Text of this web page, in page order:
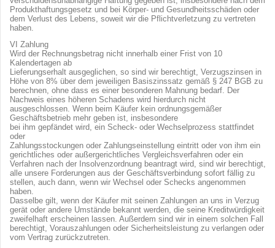
Produkthaftungsgesetz und bei Körper- und Gesundheitsschäden oder
dem Verlust des Lebens, soweit wir die Pflichtverletzung zu vertreten
haben.
VI Zahlung
Wird der Rechnungsbetrag nicht innerhalb einer Frist von 10
Kalendertagen ab
Lieferungserhalt ausgeglichen, so sind wir berechtigt, Verzugszinsen in
Höhe von 8% über dem jeweiligen Basiszinssatz gemäß § 247 BGB zu
berechnen, ohne dass es einer besonderen Mahnung bedarf. Der
Nachweis eines höheren Schadens wird hierdurch nicht
ausgeschlossen. Wenn beim Käufer kein ordnungsgemäßer
Geschäftsbetrieb mehr geben ist, insbesondere
bei ihm gepfändet wird, ein Scheck- oder Wechselprozess stattfindet
oder
Zahlungsstockungen oder Zahlungseinstellung eintritt oder von ihm ein
gerichtliches oder außergerichtliches Vergleichsverfahren oder ein
Verfahren nach der Insolvenzordnung beantragt wird, sind wir berechtigt,
alle unsere Forderungen aus der Geschäftsverbindung sofort fällig zu
stellen, auch dann, wenn wir Wechsel oder Schecks angenommen
haben.
Dasselbe gilt, wenn der Käufer mit seinen Zahlungen an uns in Verzug
gerät oder andere Umstände bekannt werden, die seine Kreditwürdigkeit
zweifelhaft erscheinen lassen. Außerdem sind wir in einem solchen Fall
berechtigt, Vorauszahlungen oder Sicherheitsleistung zu verlangen oder
vom Vertrag zurückzutreten.